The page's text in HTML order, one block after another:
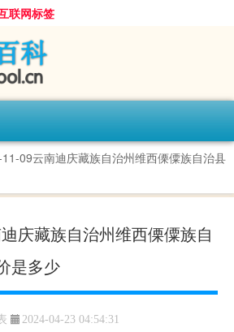
联网标签
09云南迪庆藏族自治州维西傈僳族自治县
庆藏族自治州维西傈僳族自
是多少
2024-04-23 04:54:31